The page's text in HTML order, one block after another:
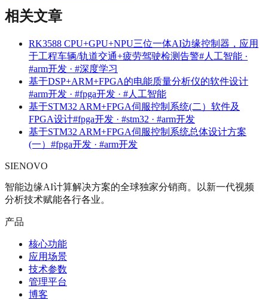
相关文章
RK3588 CPU+GPU+NPU三位一体AI边缘控制器，应用
于工程车辆/轨道交通+疲劳驾驶检测告警#人工智能 ·
#arm开发 · #深度学习
基于DSP+ARM+FPGA的电能质量分析仪的软件设计
#arm开发 · #fpga开发 · #人工智能
基于STM32 ARM+FPGA伺服控制系统(二）软件及
FPGA设计#fpga开发 · #stm32 · #arm开发
基于STM32 ARM+FPGA伺服控制系统总体设计方案
(一） #fpga开发 · #arm开发
SIENOVO
智能边缘AI计算解决方案的全球独家分销商。以新一代视频
分析技术赋能各行各业。
产品
核心功能
应用场景
技术参数
管理平台
博客